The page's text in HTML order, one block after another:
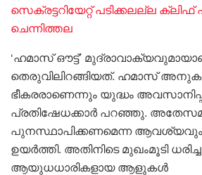
സെക്രട്ടറിയേറ്റ് പടിക്കലല്ല
ചെന്നിത്തല
‘ഹമാസ് ഔട്ട്’
തെരുവിലിറങ്ങിയത്. ഹമാസ്
ഭീകരരാണെന്നും യുദ്ധം
പ്രതിഷേധക്കാർ പറഞ്ഞു.
പുനസ്ഥാപിക്കണമെന്ന ആവശ്യവും
ഉയർത്തി. അതിനിടെ മുഖംമൂടി ധരിച്ച
ആയുധധാരികളായ ആളുകൾ